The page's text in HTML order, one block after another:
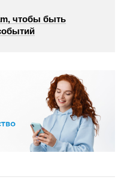
чтобы быть